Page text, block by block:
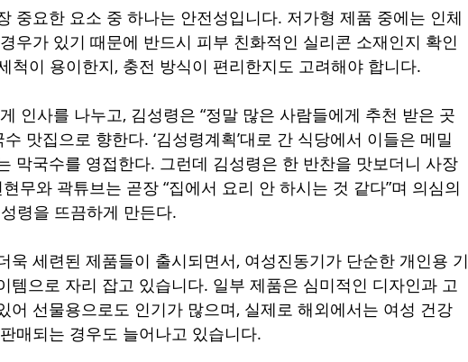
중요한 요소 중 하나는 안전성입니다. 저가형 제품 중에는 인체
우가 있기 때문에 반드시 피부 친화적인 실리콘 소재인지 확인
척이 용이한지, 충전 방식이 편리한지도 고려해야 합니다.
인사를 나누고, 김성령은 “정말 많은 사람들에게 추천 받은 곳
맛집으로 향한다. ‘김성령계획’대로 간 식당에서 이들은 메밀
막국수를 영접한다. 그런데 김성령은 한 반찬을 맛보더니 사장
무와 곽튜브는 곧장 “집에서 요리 안 하시는 것 같다”며 의심의
령을 뜨끔하게 만든다.
욱 세련된 제품들이 출시되면서, 여성진동기가 단순한 개인용 기
템으로 자리 잡고 있습니다. 일부 제품은 심미적인 디자인과 고
어 선물용으로도 인기가 많으며, 실제로 해외에서는 여성 건강
매되는 경우도 늘어나고 있습니다.